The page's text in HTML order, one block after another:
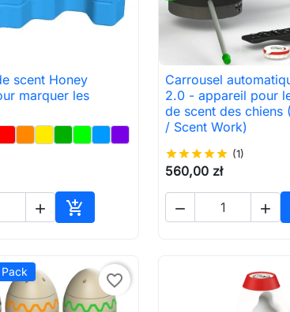
Aperçu rapide
scent Honey
marquer les
 
Ajouter au panier
 Aperçu
Carrousel
2.0 - appareil pour
de scent des chiens
/ Scent Work)
starstarstarstarstar (1)
560,00 zł
 
Pack favorite_border